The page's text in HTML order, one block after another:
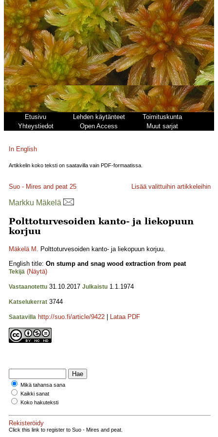
Etusivu Lehden käytänteet
Toimituskunta
Yhteystiedot
Open Access Muut sarjat
In English
Artikkelin koko teksti on saatavilla vain PDF-formaatissa.
Suo - Mires and peat 25 Lisää valittuihin artikkeleihin
Markku Mäkelä
Polttoturvesoiden kanto- ja liekopuun
korjuu
Mäkelä M. Polttoturvesoiden kanto- ja liekopuun korjuu.
English title: On stump and snag wood extraction from peat
Tekijä (Näytä)
Vastaanotettu 31.10.2017 Julkaistu 1.1.1974
Katselukerrat 3744
Saatavilla http://suo.fi/article/9422 Lataa PDF
Mikä tahansa sana
Kaikki sanat
Koko hakuteksti
Rekisteröidy
Click this link to register to Suo - Mires and peat.